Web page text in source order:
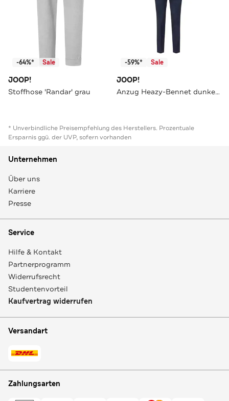
-64%* Sale
JOOP!
Stoffhose 'Randar' grau
-59%* Sale
JOOP!
Anzug Heazy-Bennet dunkelblau Slim Fit
* Unverbindliche Preisempfehlung des Herstellers. Prozentuale
Ersparnis ggü. der UVP, sofern vorhanden
Unternehmen
Über uns
Karriere
Presse
Service
Hilfe & Kontakt
Partnerprogramm
Widerrufsrecht
Studentenvorteil
Kaufvertrag widerrufen
Versandart
Zahlungsarten